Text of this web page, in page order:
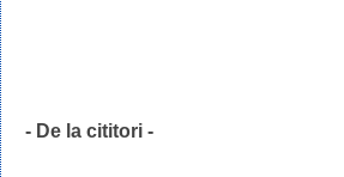
- De la cititori -